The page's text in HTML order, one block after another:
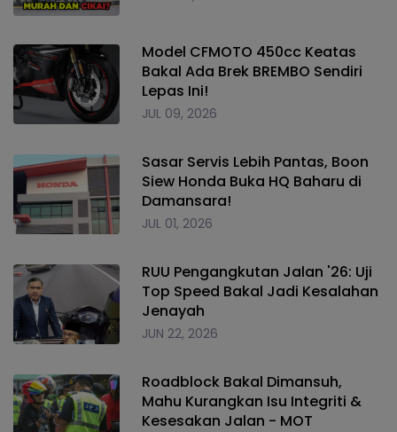
Model CFMOTO 450cc Keatas
Bakal Ada Brek BREMBO Sendiri
Lepas Ini!
JUL 09, 2026
Sasar Servis Lebih Pantas, Boon
Siew Honda Buka HQ Baharu di
Damansara!
JUL 01, 2026
RUU Pengangkutan Jalan '26: Uji
Top Speed Bakal Jadi Kesalahan
Jenayah
JUN 22, 2026
Roadblock Bakal Dimansuh,
Mahu Kurangkan Isu Integriti &
Kesesakan Jalan - MOT